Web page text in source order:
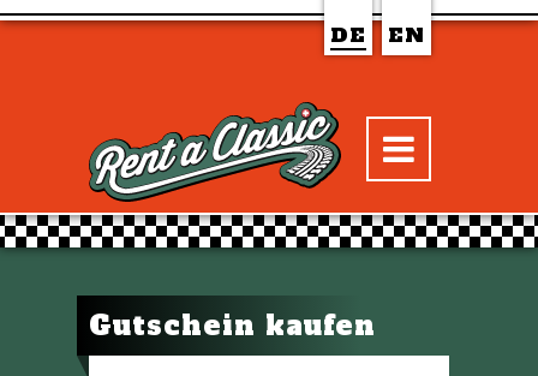
DE EN
Gutschein kaufen